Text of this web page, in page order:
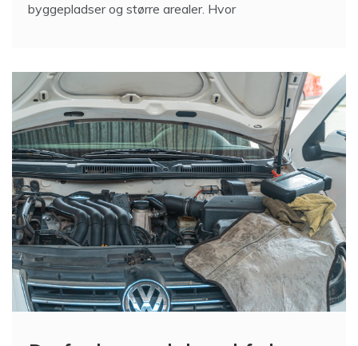
byggepladser og større arealer. Hvor